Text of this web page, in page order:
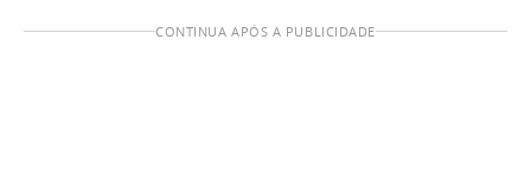
CONTINUA APÓS A PUBLICIDADE